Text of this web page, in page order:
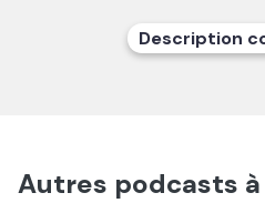
Description
Autres podcasts